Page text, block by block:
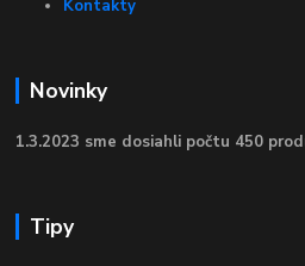
Kontakty
Novinky
1.3.2023 sme dosiahli počtu 450
Tipy